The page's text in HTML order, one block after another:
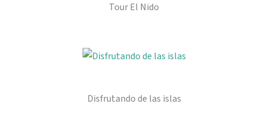
Tour El Nido
Disfrutando de las islas